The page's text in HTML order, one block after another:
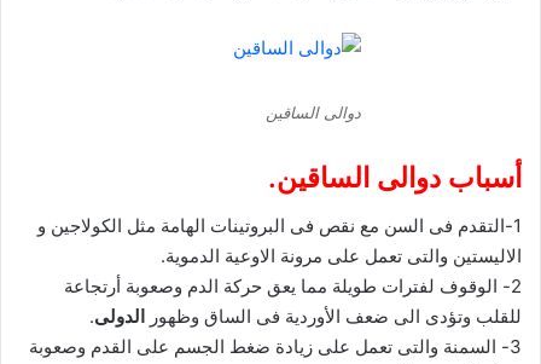
دوالى الساقين
أسباب دوالى الساقين.
1-التقدم فى السن مع نقص فى البروتينات الهامة مثل الكولاجين و
الاليستين والتى تعمل على مرونة الاوعية الدموية.
2- الوقوف لفترات طويلة مما يعق حركة الدم وصعوبة أرتجاعة
للقلب وتؤدى الى ضعف الأوردية فى الساق وظهور الدولى.
3- السمنة والتى تعمل على زيادة ضغط الجسم على القدم وصعوبة